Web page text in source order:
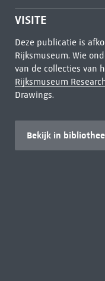
VISITE
Deze publicatie is
Rijksmuseum. Wie
van de collecties van
Rijksmuseum
Drawings.
Bekijk in